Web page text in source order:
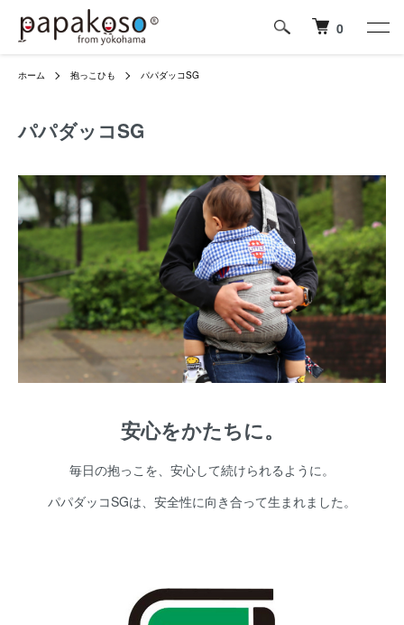
0
ホーム 抱っこひも パパダッコSG
パパダッコSG
安心をかたちに。
毎日の抱っこを、安心して続けられるように。
パパダッコSGは、安全性に向き合って生まれました。